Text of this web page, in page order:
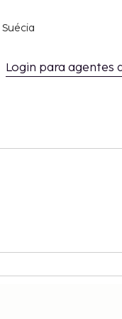
Login para agentes